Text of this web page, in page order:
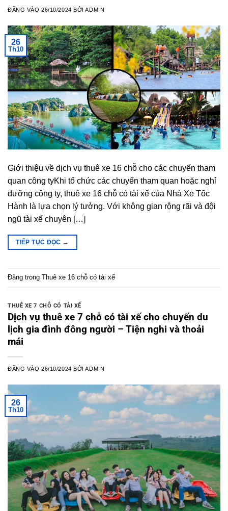
ĐĂNG VÀO26/10/2024 BỞIADMIN
26
Th10
Giới thiệu về dịch vụ thuê xe 16 chỗ cho các chuyến tham
quan công tyKhi tổ chức các chuyến tham quan hoặc nghỉ
dưỡng công ty, thuê xe 16 chỗ có tài xế của Nhà Xe Tốc
Hành là lựa chọn lý tưởng. Với không gian rộng rãi và đội
ngũ tài xế chuyên […]
TIẾP TỤC ĐỌC →
Đăng trong Thuê xe 16 chỗ có tài xế
THUÊ XE 7 CHỖ CÓ TÀI XẾ
Dịch vụ thuê xe 7 chỗ có tài xế cho chuyến du
lịch gia đình đông người – Tiện nghi và thoải
mái
ĐĂNG VÀO26/10/2024 BỞIADMIN
26
Th10